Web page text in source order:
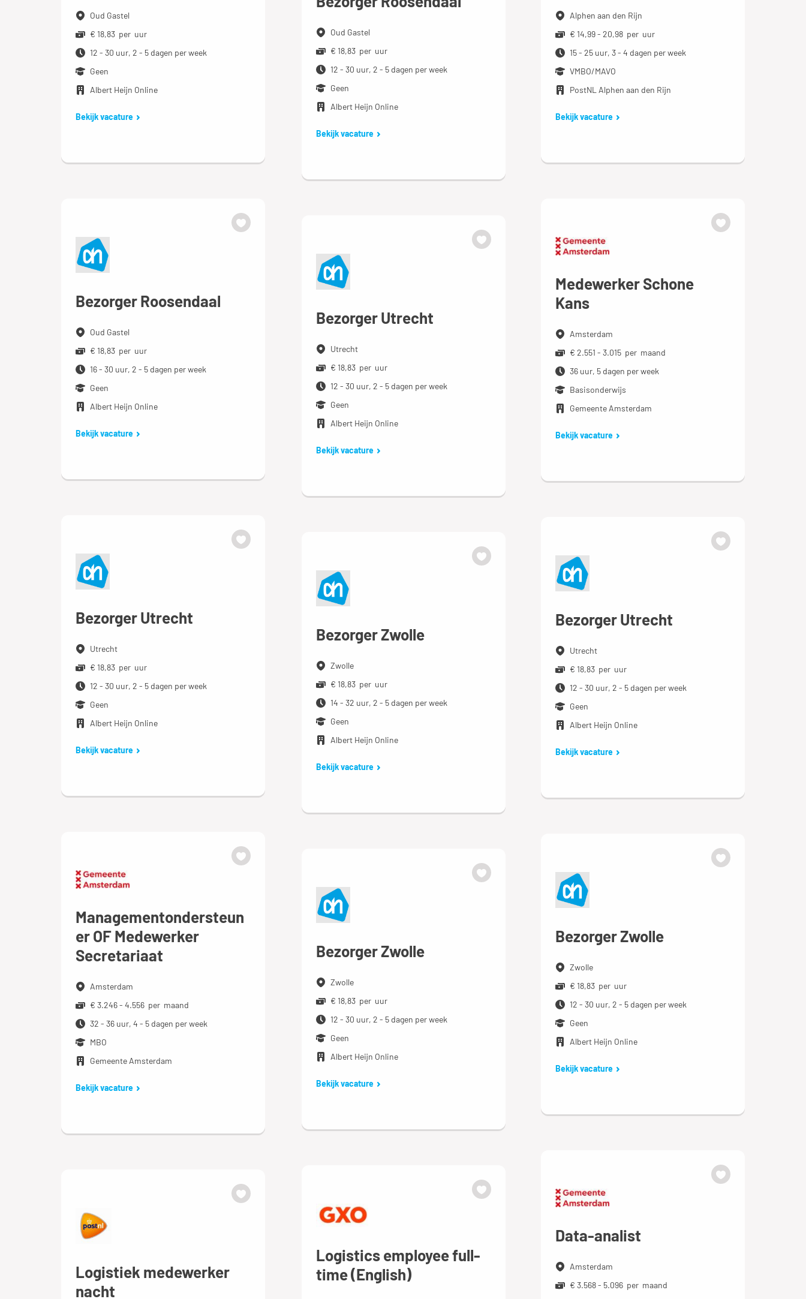
Alphen aan den Rijn
€ 14,99 - 20,98 per uur
15 - 25 uur, 3 - 4 dagen per week
VMBO/MAVO
PostNL Alphen aan den Rijn
Bekijk vacature
Oud Gastel
€ 18,83 per uur
12 - 30 uur, 2 - 5 dagen per week
Geen
Albert Heijn Online
Bekijk vacature
Oud Gastel
€ 18,83 per uur
12 - 30 uur, 2 - 5 dagen per week
Geen
Albert Heijn Online
Bekijk vacature
Bezorger Roosendaal
Oud Gastel
€ 18,83 per uur
16 - 30 uur, 2 - 5 dagen per week
Geen
Albert Heijn Online
Bekijk vacature
Medewerker Schone
Kans
Amsterdam
€ 2.551 - 3.015 per maand
36 uur, 5 dagen per week
Basisonderwijs
Gemeente Amsterdam
Bekijk vacature
Bezorger Utrecht
Utrecht
€ 18,83 per uur
12 - 30 uur, 2 - 5 dagen per week
Geen
Albert Heijn Online
Bekijk vacature
Bezorger Utrecht
Utrecht
€ 18,83 per uur
12 - 30 uur, 2 - 5 dagen per week
Geen
Albert Heijn Online
Bekijk vacature
Bezorger Utrecht
Utrecht
€ 18,83 per uur
12 - 30 uur, 2 - 5 dagen per week
Geen
Albert Heijn Online
Bekijk vacature
Bezorger Zwolle
Zwolle
€ 18,83 per uur
14 - 32 uur, 2 - 5 dagen per week
Geen
Albert Heijn Online
Bekijk vacature
Managementondersteun
er OF Medewerker
Secretariaat
Amsterdam
€ 3.246 - 4.556 per maand
32 - 36 uur, 4 - 5 dagen per week
MBO
Gemeente Amsterdam
Bekijk vacature
Bezorger Zwolle
Zwolle
€ 18,83 per uur
12 - 30 uur, 2 - 5 dagen per week
Geen
Albert Heijn Online
Bekijk vacature
Bezorger Zwolle
Zwolle
€ 18,83 per uur
12 - 30 uur, 2 - 5 dagen per week
Geen
Albert Heijn Online
Bekijk vacature
Data-analist
Amsterdam
€ 3.568 - 5.096 per maand
Logistics employee full-
time (English)
Logistiek medewerker
nacht